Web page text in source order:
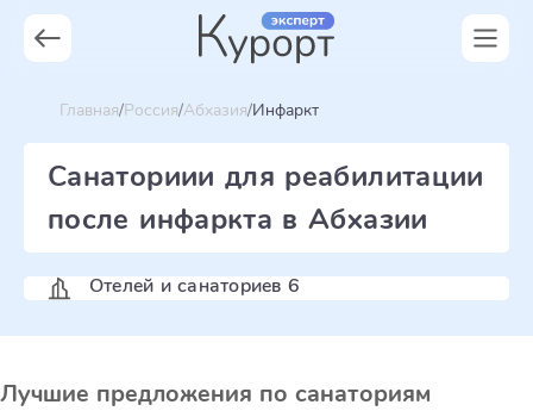
Главная Россия Абхазия Инфаркт
Санаториии для реабилитации
после инфаркта в Абхазии
Отелей и санаториев 6
Лучшие предложения по санаториям